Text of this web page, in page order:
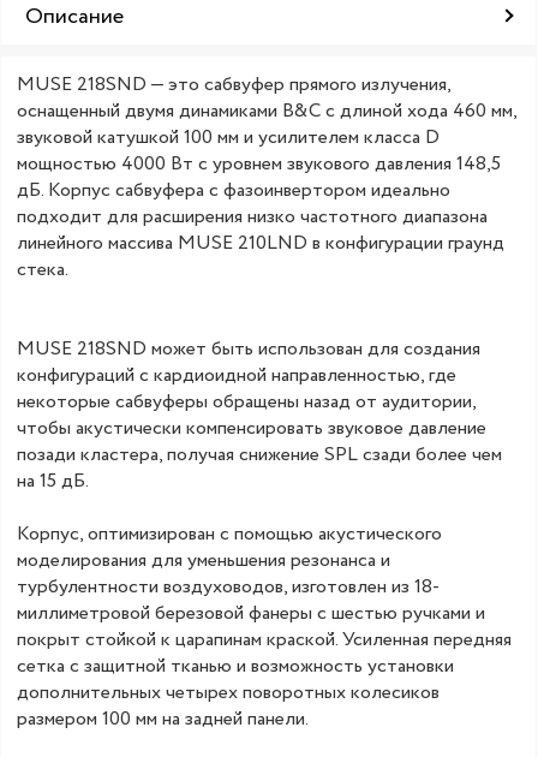
Описание
MUSE 218SND — это сабвуфер прямого излучения,
оснащенный двумя динамиками B&C с длиной хода 460 мм,
звуковой катушкой 100 мм и усилителем класса D
мощностью 4000 Вт с уровнем звукового давления 148,5
дБ. Корпус сабвуфера с фазоинвертором идеально
подходит для расширения низко частотного диапазона
линейного массива MUSE 210LND в конфигурации граунд
стека.
MUSE 218SND может быть использован для создания
конфигураций с кардиоидной направленностью, где
некоторые сабвуферы обращены назад от аудитории,
чтобы акустически компенсировать звуковое давление
позади кластера, получая снижение SPL сзади более чем
на 15 дБ.
Корпус, оптимизирован с помощью акустического
моделирования для уменьшения резонанса и
турбулентности воздуховодов, изготовлен из 18-
миллиметровой березовой фанеры с шестью ручками и
покрыт стойкой к царапинам краской. Усиленная передняя
сетка с защитной тканью и возможность установки
дополнительных четырех поворотных колесиков
размером 100 мм на задней панели.